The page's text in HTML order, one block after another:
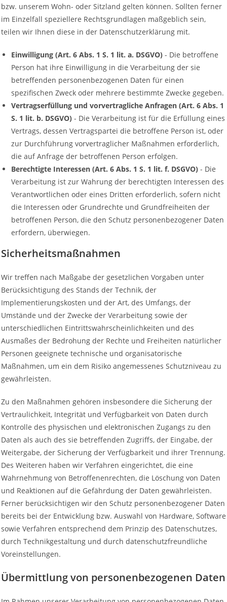
bzw. unserem Wohn- oder Sitzland gelten können. Sollten ferner
im Einzelfall speziellere Rechtsgrundlagen maßgeblich sein,
teilen wir Ihnen diese in der Datenschutzerklärung mit.
Einwilligung (Art. 6 Abs. 1 S. 1 lit. a. DSGVO) - Die betroffene
Person hat ihre Einwilligung in die Verarbeitung der sie
betreffenden personenbezogenen Daten für einen
spezifischen Zweck oder mehrere bestimmte Zwecke gegeben.
Vertragserfüllung und vorvertragliche Anfragen (Art. 6 Abs. 1
S. 1 lit. b. DSGVO) - Die Verarbeitung ist für die Erfüllung eines
Vertrags, dessen Vertragspartei die betroffene Person ist, oder
zur Durchführung vorvertraglicher Maßnahmen erforderlich,
die auf Anfrage der betroffenen Person erfolgen.
Berechtigte Interessen (Art. 6 Abs. 1 S. 1 lit. f. DSGVO) - Die
Verarbeitung ist zur Wahrung der berechtigten Interessen des
Verantwortlichen oder eines Dritten erforderlich, sofern nicht
die Interessen oder Grundrechte und Grundfreiheiten der
betroffenen Person, die den Schutz personenbezogener Daten
erfordern, überwiegen.
Sicherheitsmaßnahmen
Wir treffen nach Maßgabe der gesetzlichen Vorgaben unter
Berücksichtigung des Stands der Technik, der
Implementierungskosten und der Art, des Umfangs, der
Umstände und der Zwecke der Verarbeitung sowie der
unterschiedlichen Eintrittswahrscheinlichkeiten und des
Ausmaßes der Bedrohung der Rechte und Freiheiten natürlicher
Personen geeignete technische und organisatorische
Maßnahmen, um ein dem Risiko angemessenes Schutzniveau zu
gewährleisten.
Zu den Maßnahmen gehören insbesondere die Sicherung der
Vertraulichkeit, Integrität und Verfügbarkeit von Daten durch
Kontrolle des physischen und elektronischen Zugangs zu den
Daten als auch des sie betreffenden Zugriffs, der Eingabe, der
Weitergabe, der Sicherung der Verfügbarkeit und ihrer Trennung.
Des Weiteren haben wir Verfahren eingerichtet, die eine
Wahrnehmung von Betroffenenrechten, die Löschung von Daten
und Reaktionen auf die Gefährdung der Daten gewährleisten.
Ferner berücksichtigen wir den Schutz personenbezogener Daten
bereits bei der Entwicklung bzw. Auswahl von Hardware, Software
sowie Verfahren entsprechend dem Prinzip des Datenschutzes,
durch Technikgestaltung und durch datenschutzfreundliche
Voreinstellungen.
Übermittlung von personenbezogenen Daten